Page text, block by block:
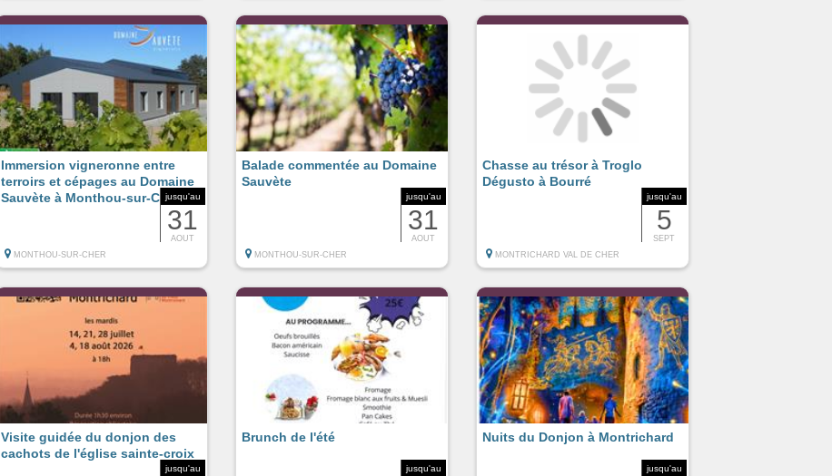
jusqu'au
31
AOUT
Immersion vigneronne entre
terroirs et cépages au Domaine
Sauvète à Monthou-sur-Cher
MONTHOU-SUR-CHER
jusqu'au
31
AOUT
Balade commentée au Domaine
Sauvète
MONTHOU-SUR-CHER
jusqu'au
5
SEPT
Chasse au trésor à Troglo
Dégusto à Bourré
MONTRICHARD VAL DE CHER
jusqu'au
Visite guidée du donjon des
cachots de l'église sainte-croix
jusqu'au
Brunch de l'été
jusqu'au
Nuits du Donjon à Montrichard